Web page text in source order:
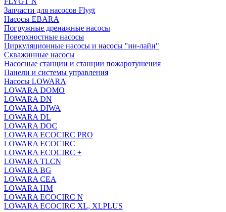
Запчасти для насосов Flygt
Насосы EBARA
Погружные дренажные насосы
Поверхностные насосы
Циркуляционные насосы и насосы "ин-лайн"
Скважинные насосы
Насосные станции и станции пожаротушения
Панели и системы управления
Насосы LOWARA
LOWARA DOMO
LOWARA DN
LOWARA DIWA
LOWARA DL
LOWARA DOC
LOWARA ECOCIRC PRO
LOWARA ECOCIRC
LOWARA ECOCIRC +
LOWARA TLCN
LOWARA BG
LOWARA CEA
LOWARA HM
LOWARA ECOCIRC N
LOWARA ECOCIRC XL, XLPLUS